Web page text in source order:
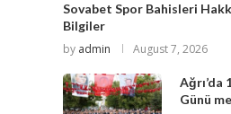
Sovabet Spor Bahisleri
Bilgiler
by admin August 7, 2026
Ağrı’da
Günü